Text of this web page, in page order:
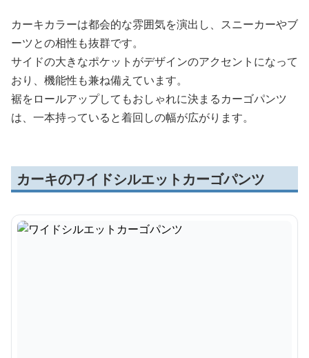
カーキカラーは都会的な雰囲気を演出し、スニーカーやブ
ーツとの相性も抜群です。
サイドの大きなポケットがデザインのアクセントになって
おり、機能性も兼ね備えています。
裾をロールアップしてもおしゃれに決まるカーゴパンツ
は、一本持っていると着回しの幅が広がります。
カーキのワイドシルエットカーゴパンツ